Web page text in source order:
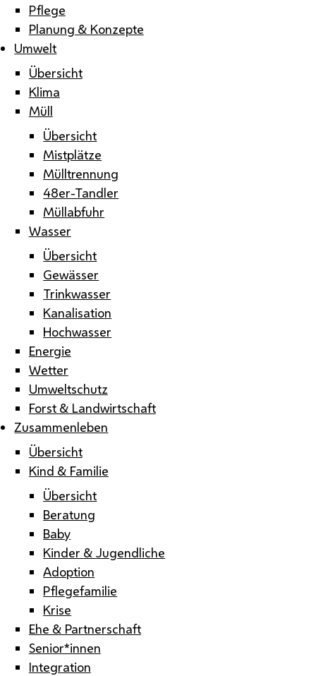
Pflege
Planung & Konzepte
Umwelt
Übersicht
Klima
Müll
Übersicht
Mistplätze
Mülltrennung
48er-Tandler
Müllabfuhr
Wasser
Übersicht
Gewässer
Trinkwasser
Kanalisation
Hochwasser
Energie
Wetter
Umweltschutz
Forst & Landwirtschaft
Zusammenleben
Übersicht
Kind & Familie
Übersicht
Beratung
Baby
Kinder & Jugendliche
Adoption
Pflegefamilie
Krise
Ehe & Partnerschaft
Senior*innen
Integration